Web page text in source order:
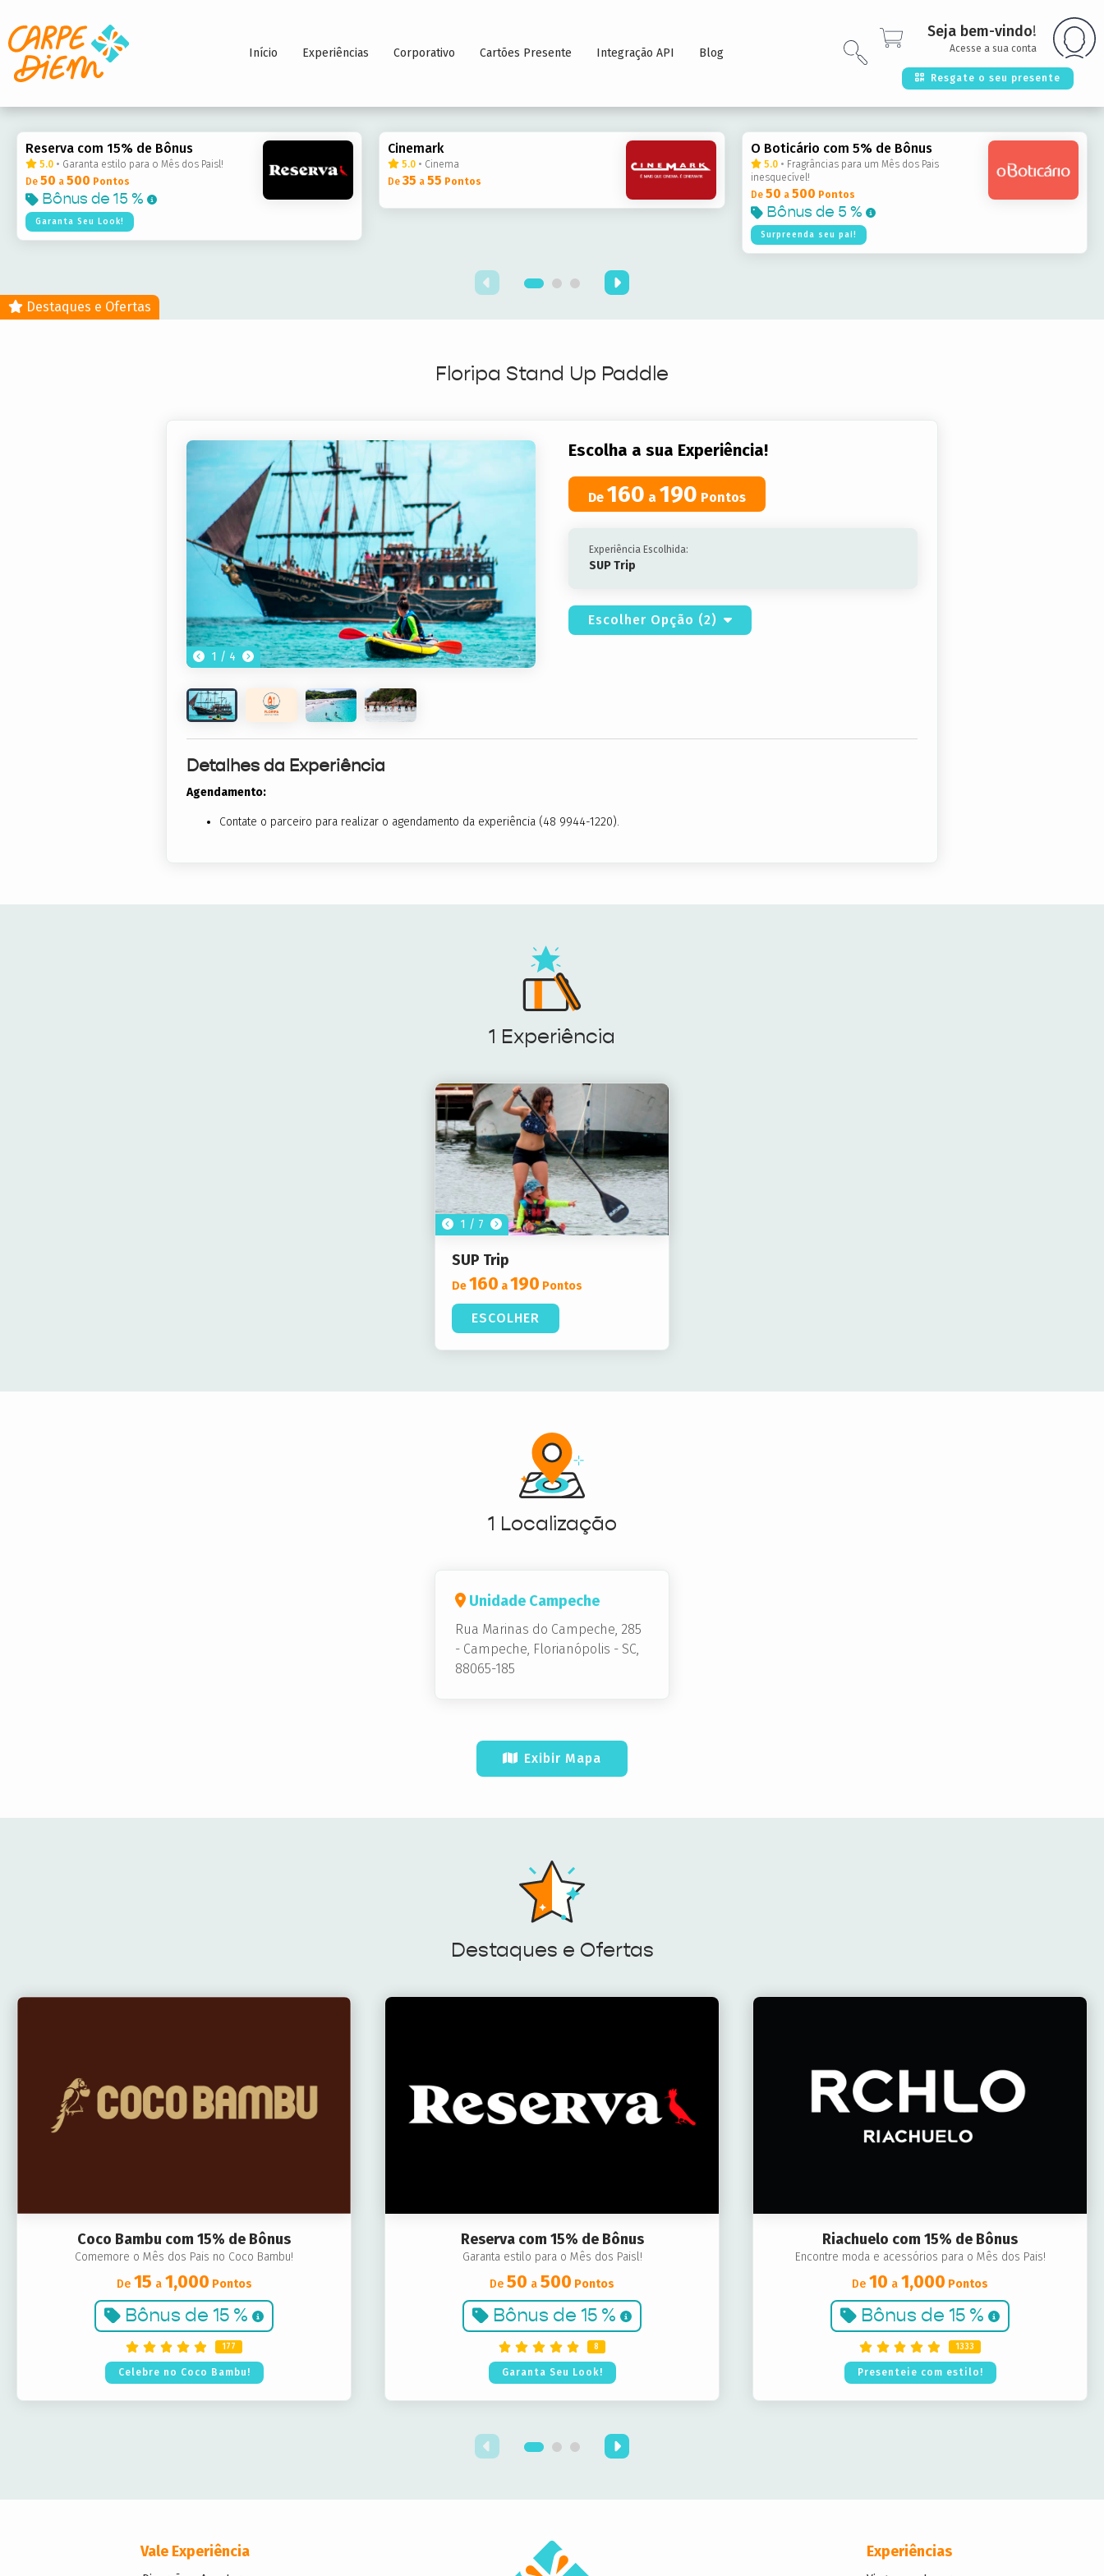
Início Experiências Corporativo Cartões Presente Integração API Blog
Seja bem-vindo!
Acesse a sua conta
Resgate o seu presente
Reserva com 15% de Bônus
5.0• Garanta estilo para o Mês dos Paisl!
De 50 a 500 Pontos
Bônus de 15 %
Garanta Seu Look!
Cinemark
5.0• Cinema
De35 a55 Pontos
O Boticário com 5% de Bônus
5.0 • Fragrâncias para um Mês dos Pais
inesquecível!
De 50 a 500 Pontos
Bônus de 5 %
Surpreenda seu pai!
Destaques e Ofertas
Floripa Stand Up Paddle
1 / 4
Escolha a sua Experiência!
De 160 a 190 Pontos
Experiência Escolhida:
SUP Trip
Escolher Opção (2)
Detalhes da Experiência
Agendamento:
Contate o parceiro para realizar o agendamento da experiência (48 9944-1220).
1 Experiência
1 / 7
SUP Trip
De160 a190 Pontos
ESCOLHER
1 Localização
Unidade Campeche
Rua Marinas do Campeche, 285
- Campeche, Florianópolis - SC,
88065-185
Exibir Mapa
Destaques e Ofertas
Coco Bambu com 15% de Bônus
Comemore o Mês dos Pais no Coco Bambu!
De 15 a 1,000 Pontos
Bônus de 15 %
177
Celebre no Coco Bambu!
Reserva com 15% de Bônus
Garanta estilo para o Mês dos Paisl!
De 50 a 500 Pontos
Bônus de 15 %
8
Garanta Seu Look!
Riachuelo com 15% de Bônus
Encontre moda e acessórios para o Mês dos Pais!
De 10 a 1,000 Pontos
Bônus de 15 %
1333
Presenteie com estilo!
Vale Experiência Experiências